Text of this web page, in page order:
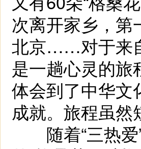
次离开家乡，
北京……对于来
是一趟心灵的
体会到了中华文
成就。旅程虽
随着“三热爱”